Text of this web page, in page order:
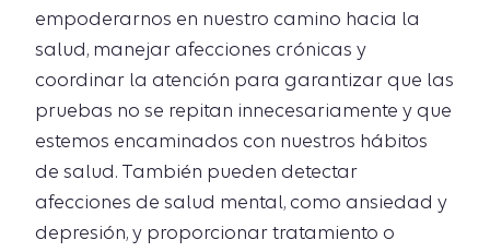
empoderarnos en nuestro camino hacia la
salud, manejar afecciones crónicas y
coordinar la atención para garantizar que las
pruebas no se repitan innecesariamente y que
estemos encaminados con nuestros hábitos
de salud. También pueden detectar
afecciones de salud mental, como ansiedad y
depresión, y proporcionar tratamiento o